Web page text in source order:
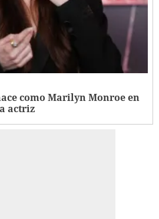
como Marilyn Monroe en
actriz